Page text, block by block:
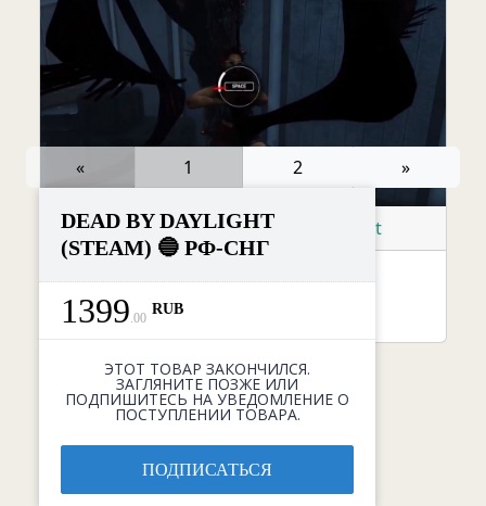
новость
Проверки на крюке в Dead by Daylight
новость
« 1 2 »
На странице:
DEAD BY DAYLIGHT
(STEAM) 🔵 РФ-СНГ
1399 00
RUB
ЭТОТ ТОВАР ЗАКОНЧИЛСЯ.
ЗАГЛЯНИТЕ ПОЗЖЕ ИЛИ
ПОДПИШИТЕСЬ НА УВЕДОМЛЕНИЕ О
ПОСТУПЛЕНИИ ТОВАРА.
ПОДПИСАТЬСЯ